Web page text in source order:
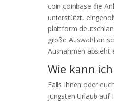
coin coinbase die
unterstützt,
plattform
große Auswahl an
Ausnahmen absieht
Wie kann
Falls Ihnen oder
jüngsten Urlaub auf